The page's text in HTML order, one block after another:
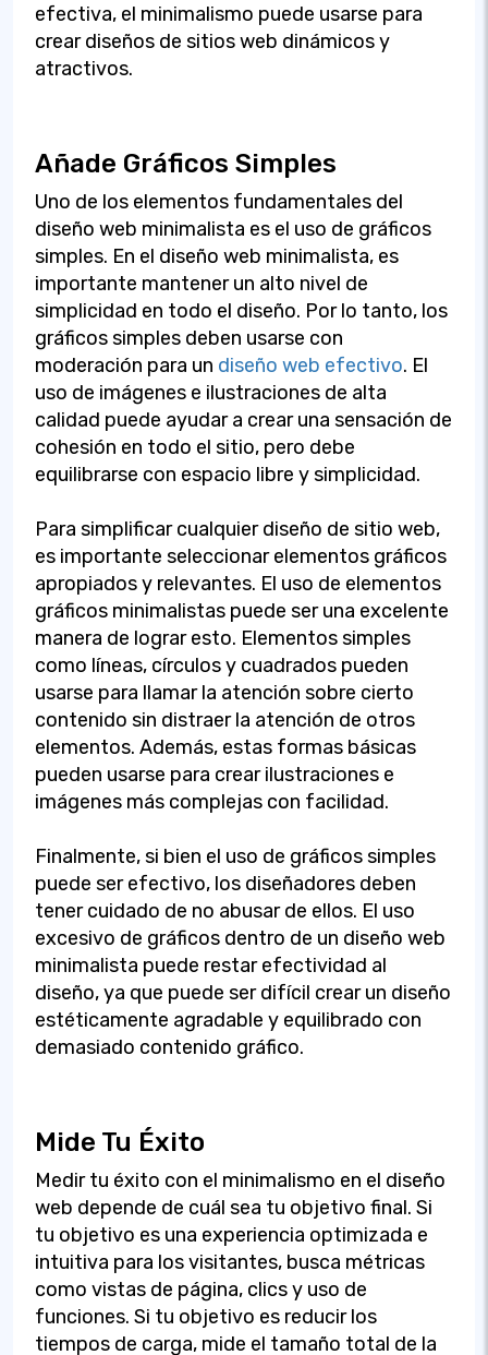
efectiva, el minimalismo puede usarse para
crear diseños de sitios web dinámicos y
atractivos.
Añade Gráficos Simples
Uno de los elementos fundamentales del
diseño web minimalista es el uso de gráficos
simples. En el diseño web minimalista, es
importante mantener un alto nivel de
simplicidad en todo el diseño. Por lo tanto, los
gráficos simples deben usarse con
moderación para un diseño web efectivo. El
uso de imágenes e ilustraciones de alta
calidad puede ayudar a crear una sensación de
cohesión en todo el sitio, pero debe
equilibrarse con espacio libre y simplicidad.
Para simplificar cualquier diseño de sitio web,
es importante seleccionar elementos gráficos
apropiados y relevantes. El uso de elementos
gráficos minimalistas puede ser una excelente
manera de lograr esto. Elementos simples
como líneas, círculos y cuadrados pueden
usarse para llamar la atención sobre cierto
contenido sin distraer la atención de otros
elementos. Además, estas formas básicas
pueden usarse para crear ilustraciones e
imágenes más complejas con facilidad.
Finalmente, si bien el uso de gráficos simples
puede ser efectivo, los diseñadores deben
tener cuidado de no abusar de ellos. El uso
excesivo de gráficos dentro de un diseño web
minimalista puede restar efectividad al
diseño, ya que puede ser difícil crear un diseño
estéticamente agradable y equilibrado con
demasiado contenido gráfico.
Mide Tu Éxito
Medir tu éxito con el minimalismo en el diseño
web depende de cuál sea tu objetivo final. Si
tu objetivo es una experiencia optimizada e
intuitiva para los visitantes, busca métricas
como vistas de página, clics y uso de
funciones. Si tu objetivo es reducir los
tiempos de carga, mide el tamaño total de la